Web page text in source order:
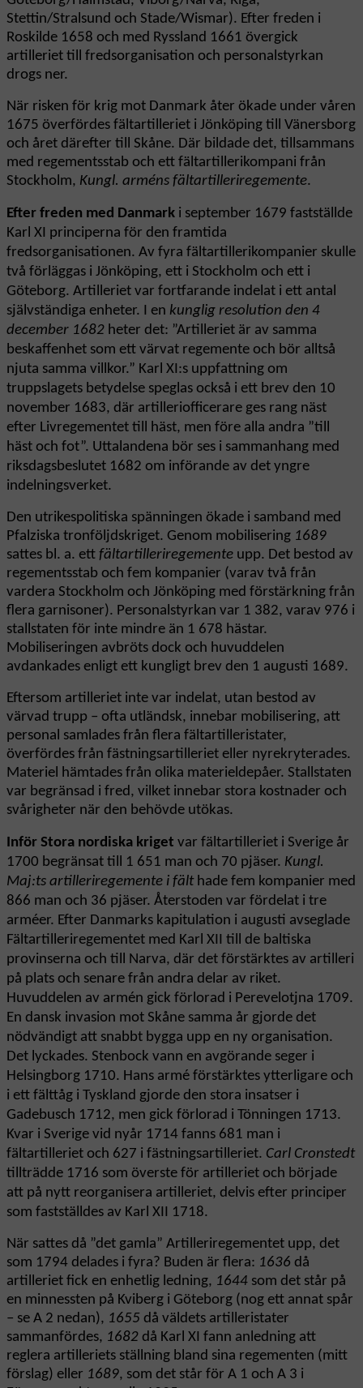
Stettin/Stralsund och Stade/Wismar). Efter freden i
Roskilde 1658 och med Ryssland 1661 övergick
artilleriet till fredsorganisation och personalstyrkan
drogs ner.
När risken för krig mot Danmark åter ökade under våren
1675 överfördes fältartilleriet i Jönköping till Vänersborg
och året därefter till Skåne. Där bildade det, tillsammans
med regementsstab och ett fältartillerikompani från
Stockholm, Kungl. arméns fältartilleriregemente.
Efter freden med Danmark i september 1679 fastställde
Karl XI principerna för den framtida
fredsorganisationen. Av fyra fältartillerikompanier skulle
två förläggas i Jönköping, ett i Stockholm och ett i
Göteborg. Artilleriet var fortfarande indelat i ett antal
självständiga enheter. I en kunglig resolution den 4
december 1682 heter det: ”Artilleriet är av samma
beskaffenhet som ett värvat regemente och bör alltså
njuta samma villkor.” Karl XI:s uppfattning om
truppslagets betydelse speglas också i ett brev den 10
november 1683, där artilleriofficerare ges rang näst
efter Livregementet till häst, men före alla andra ”till
häst och fot”. Uttalandena bör ses i sammanhang med
riksdagsbeslutet 1682 om införande av det yngre
indelningsverket.
Den utrikespolitiska spänningen ökade i samband med
Pfalziska tronföljdskriget. Genom mobilisering 1689
sattes bl. a. ett fältartilleriregemente upp. Det bestod av
regementsstab och fem kompanier (varav två från
vardera Stockholm och Jönköping med förstärkning från
flera garnisoner). Personalstyrkan var 1 382, varav 976 i
stallstaten för inte mindre än 1 678 hästar.
Mobiliseringen avbröts dock och huvuddelen
avdankades enligt ett kungligt brev den 1 augusti 1689.
Eftersom artilleriet inte var indelat, utan bestod av
värvad trupp – ofta utländsk, innebar mobilisering, att
personal samlades från flera fältartilleristater,
överfördes från fästningsartilleriet eller nyrekryterades.
Materiel hämtades från olika materieldepåer. Stallstaten
var begränsad i fred, vilket innebar stora kostnader och
svårigheter när den behövde utökas.
Inför Stora nordiska kriget var fältartilleriet i Sverige år
1700 begränsat till 1 651 man och 70 pjäser. Kungl.
Maj:ts artilleriregemente i fälthade fem kompanier med
866 man och 36 pjäser. Återstoden var fördelat i tre
arméer. Efter Danmarks kapitulation i augusti avseglade
Fältartilleriregementet med Karl XII till de baltiska
provinserna och till Narva, där det förstärktes av artilleri
på plats och senare från andra delar av riket.
Huvuddelen av armén gick förlorad i Perevelotjna 1709.
En dansk invasion mot Skåne samma år gjorde det
nödvändigt att snabbt bygga upp en ny organisation.
Det lyckades. Stenbock vann en avgörande seger i
Helsingborg 1710. Hans armé förstärktes ytterligare och
i ett fälttåg i Tyskland gjorde den stora insatser i
Gadebusch 1712, men gick förlorad i Tönningen 1713.
Kvar i Sverige vid nyår 1714 fanns 681 man i
fältartilleriet och 627 i fästningsartilleriet. Carl Cronstedt
tillträdde 1716 som överste för artilleriet och började
att på nytt reorganisera artilleriet, delvis efter principer
som fastställdes av Karl XII 1718.
När sattes då ”det gamla” Artilleriregementet upp, det
som 1794 delades i fyra? Buden är flera: 1636 då
artilleriet fick en enhetlig ledning, 1644 som det står på
en minnessten på Kviberg i Göteborg (nog ett annat spår
– se A 2 nedan), 1655 då väldets artilleristater
sammanfördes, 1682 då Karl XI fann anledning att
reglera artilleriets ställning bland sina regementen (mitt
förslag) eller 1689, som det står för A 1 och A 3 i